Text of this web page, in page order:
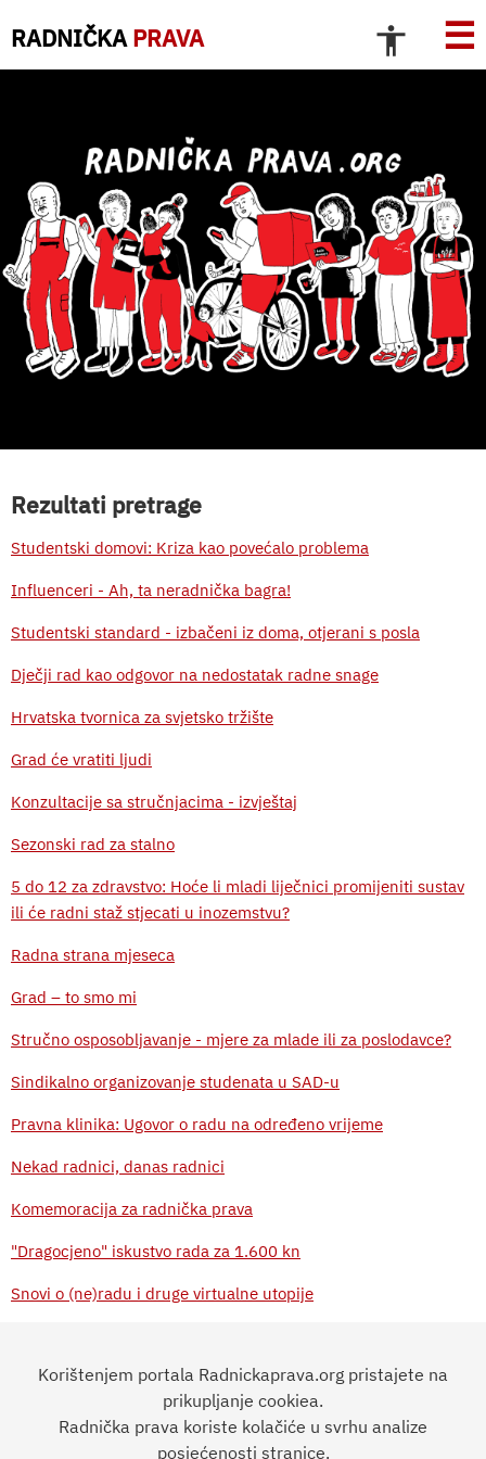
RADNIČKA PRAVA ☰
Rezultati pretrage
Studentski domovi: Kriza kao povećalo problema
Influenceri - Ah, ta neradnička bagra!
Studentski standard - izbačeni iz doma, otjerani s posla
Dječji rad kao odgovor na nedostatak radne snage
Hrvatska tvornica za svjetsko tržište
Grad će vratiti ljudi
Konzultacije sa stručnjacima - izvještaj
Sezonski rad za stalno
5 do 12 za zdravstvo: Hoće li mladi liječnici promijeniti sustav
ili će radni staž stjecati u inozemstvu?
Radna strana mjeseca
Grad – to smo mi
Stručno osposobljavanje - mjere za mlade ili za poslodavce?
Sindikalno organizovanje studenata u SAD-u
Pravna klinika: Ugovor o radu na određeno vrijeme
Nekad radnici, danas radnici
Komemoracija za radnička prava
"Dragocjeno" iskustvo rada za 1.600 kn
Snovi o (ne)radu i druge virtualne utopije
Kriza i nejednakost na tržištu rada
2 3 4 sljedeća
Korištenjem portala Radnickaprava.org pristajete na
prikupljanje cookiea.
Radnička prava koriste kolačiće u svrhu analize
posjećenosti stranice.